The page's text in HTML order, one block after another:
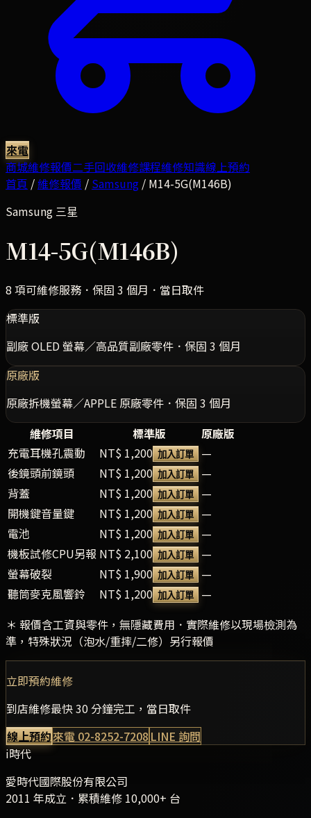
來電
商城維修報價二手回收維修課程維修知識線上預約
首頁 /維修報價 / Samsung / M14-5G(M146B)
Samsung 三星
M14-5G(M146B)
8 項可維修服務．保固 3 個月．當日取件
標準版
副廠 OLED 螢幕／高品質副廠零件．保固 3 個月
原廠版
原廠拆機螢幕／APPLE 原廠零件．保固 3 個月
維修項目
標準版
原廠版
充電耳機孔震動
NT$ 1,200 加入訂單
—
後鏡頭前鏡頭
NT$ 1,200 加入訂單
—
背蓋
NT$ 1,200 加入訂單
—
開機鍵音量鍵
NT$ 1,200 加入訂單
—
電池
NT$ 1,200 加入訂單
—
機板試修CPU另報 NT$ 2,100 加入訂單
—
螢幕破裂
NT$ 1,900 加入訂單
—
聽筒麥克風響鈴
NT$ 1,200 加入訂單
—
＊ 報價含工資與零件，無隱藏費用．實際維修以現場檢測為
準，特殊狀況（泡水/重摔/二修）另行報價
立即預約維修
到店維修最快 30 分鐘完工，當日取件
線上預約來電 02-8252-7208 LINE 詢問
i時代
愛時代國際股份有限公司
2011 年成立．累積維修 10,000+ 台